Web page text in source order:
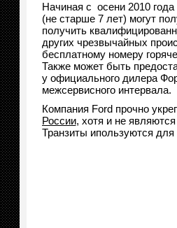
Начиная с осени 2010
(не старше 7 лет) могут
получить
других чрезвычайных
бесплатному номеру
Также может быть
у официального дилера
межсервисного интервала.
Компания Ford прочно
России, хотя и не
Транзиты ипользуются